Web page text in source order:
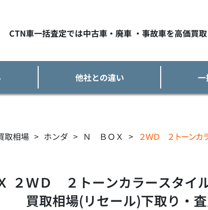
CTN車一括査定では中古車・廃車 ・事故車を高価買取
他社との違い
取相場 > ホンダ > Ｎ ＢＯＸ > ２ＷＤ ２トーンカ
２ＷＤ ２トーンカラースタイ
買取相場(リセール)下取り・